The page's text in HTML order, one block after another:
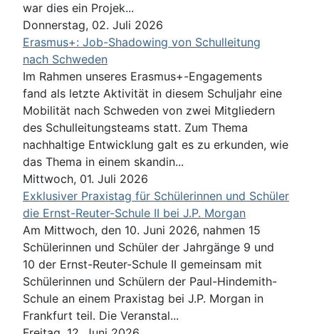
war dies ein Projek...
Donnerstag, 02. Juli 2026
Erasmus+: Job-Shadowing von Schulleitung
nach Schweden
Im Rahmen unseres Erasmus+-Engagements
fand als letzte Aktivität in diesem Schuljahr eine
Mobilität nach Schweden von zwei Mitgliedern
des Schulleitungsteams statt. Zum Thema
nachhaltige Entwicklung galt es zu erkunden, wie
das Thema in einem skandin...
Mittwoch, 01. Juli 2026
Exklusiver Praxistag für Schülerinnen und Schüler
die Ernst-Reuter-Schule II bei J.P. Morgan
Am Mittwoch, den 10. Juni 2026, nahmen 15
Schülerinnen und Schüler der Jahrgänge 9 und
10 der Ernst-Reuter-Schule II gemeinsam mit
Schülerinnen und Schülern der Paul-Hindemith-
Schule an einem Praxistag bei J.P. Morgan in
Frankfurt teil. Die Veranstal...